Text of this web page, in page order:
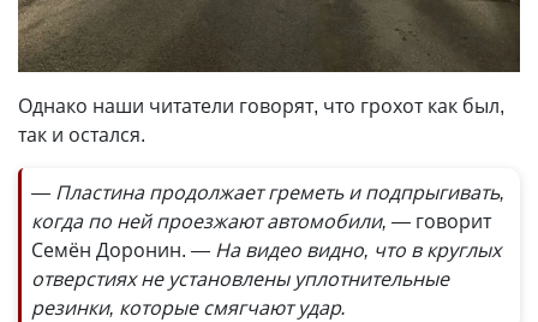
Однако наши читатели говорят, что грохот как был,
так и остался.
— Пластина продолжает греметь и подпрыгивать,
когда по ней проезжают автомобили, — говорит
Семён Доронин. — На видео видно, что в круглых
отверстиях не установлены уплотнительные
резинки, которые смягчают удар.